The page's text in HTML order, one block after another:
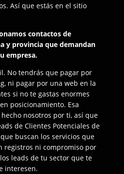
Así que estás en el sitio
contactos de
y provincia que demandan
empresa.
No tendrás que pagar por
ni pagar por una web en la
si no te gastas enormes
posicionamiento. Esa
nosotros por ti, así que
de Clientes Potenciales de
buscan los servicios que
registros ni compromiso por
leads de tu sector que te
interesen.